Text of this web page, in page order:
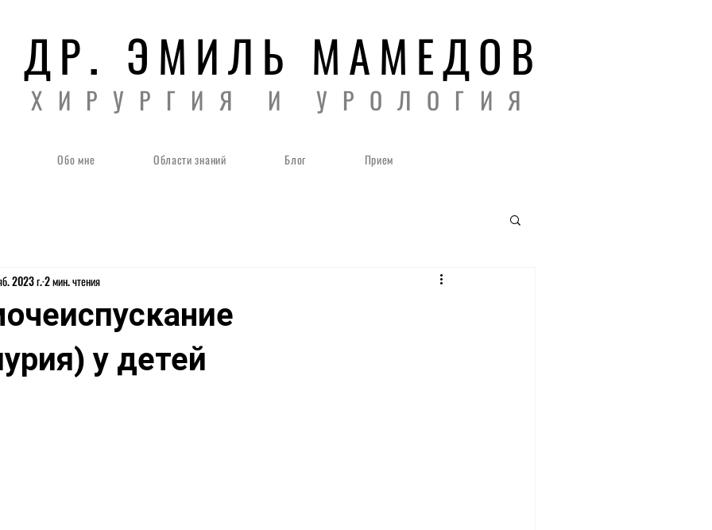
ДР. ЭМИЛЬ МАМЕДОВ
ХИРУРГИЯ И УРОЛОГИЯ
Обо мне Области знаний Блог Прием
у детей
2023 г.2 мин. чтения